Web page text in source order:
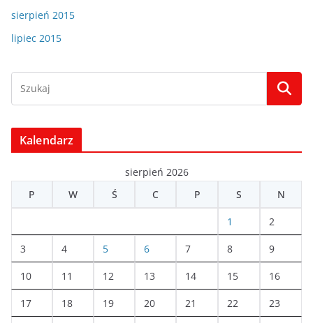
sierpień 2015
lipiec 2015
Kalendarz
sierpień 2026
P
W Ś C P S N
1 2
3 4 5 6 7 8 9
10 11 12 13 14 15 16
17 18 19 20 21 22 23